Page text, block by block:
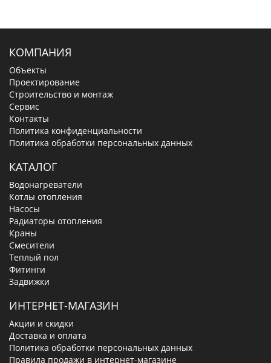
КОМПАНИЯ
Объекты
Проектирование
Строительство и монтаж
Сервис
Контакты
Политика конфиденциальности
Политика обработки персональных данных
КАТАЛОГ
Водонагреватели
Котлы отопления
Насосы
Радиаторы отопления
Краны
Смесители
Теплый пол
Фитинги
Задвижки
ИНТЕРНЕТ-МАГАЗИН
Акции и скидки
Доставка и оплата
Политика обработки персональных данных
Правила продажи в интернет-магазине